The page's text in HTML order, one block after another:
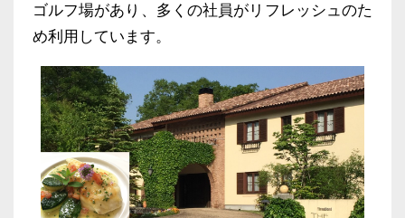
ゴルフ場があり、多くの社員がリフレッシュのた
め利用しています。